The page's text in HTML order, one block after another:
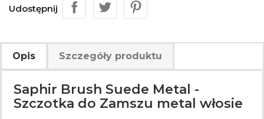
Udostępnij
Opis Szczegóły produktu
Saphir Brush Suede Metal -
Szczotka do Zamszu metal włosie